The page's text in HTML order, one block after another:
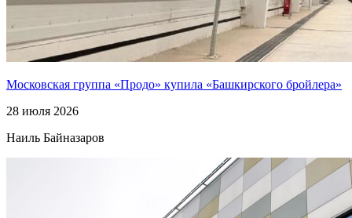
Московская группа «Продо» купила «Башкирского бройлера»
28 июля 2026
Наиль Байназаров